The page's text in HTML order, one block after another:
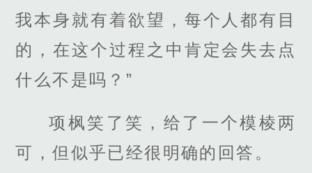
我本身就有着欲望，每个人都有目
的，在这个过程之中肯定会失去点
什么不是吗？”
项枫笑了笑，给了一个模棱两
可，但似乎已经很明确的回答。